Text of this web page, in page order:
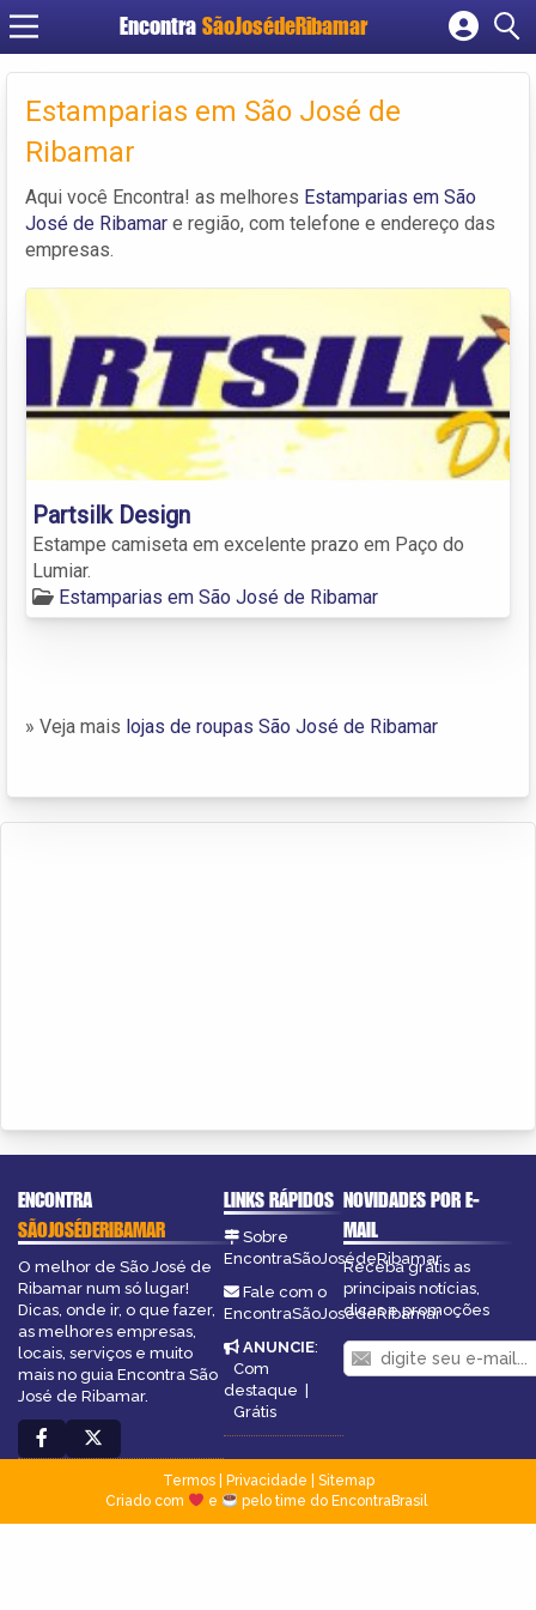
Encontra SãoJosédeRibamar
Cadastrar empresa
Fazer login
Criar conta
Estamparias em São José de
Ribamar
Aqui você Encontra! as melhores Estamparias em São
José de Ribamar e região, com telefone e endereço das
empresas.
Partsilk Design
Estampe camiseta em excelente prazo em Paço do
Lumiar.
Estamparias em São José de Ribamar
» Veja mais lojas de roupas São José de Ribamar
ENCONTRA
SÃOJOSÉDERIBAMAR
O melhor de São José de
Ribamar num só lugar!
Dicas, onde ir, o que fazer,
as melhores empresas,
locais, serviços e muito
mais no guia Encontra São
José de Ribamar.
LINKS RÁPIDOS
Sobre
EncontraSãoJosédeRibamar
Fale com o
EncontraSãoJosédeRibamar
ANUNCIE:
Com
destaque |
Grátis
NOVIDADES POR E-
MAIL
Receba grátis as
principais notícias,
dicas e promoções
Termos| Privacidade
Sitemap
Criado com
e pelo time do EncontraBrasil